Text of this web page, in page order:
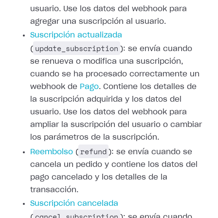
usuario. Use los datos del webhook para
agregar una suscripción al usuario.
Suscripción actualizada
( update_subscription ): se envía cuando
se renueva o modifica una suscripción,
cuando se ha procesado correctamente un
webhook de Pago. Contiene los detalles de
la suscripción adquirida y los datos del
usuario. Use los datos del webhook para
ampliar la suscripción del usuario o cambiar
los parámetros de la suscripción.
Reembolso ( refund ): se envía cuando se
cancela un pedido y contiene los datos del
pago cancelado y los detalles de la
transacción.
Suscripción cancelada